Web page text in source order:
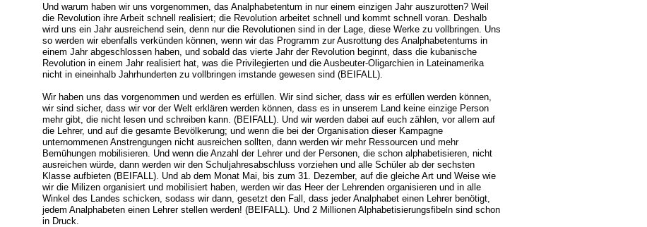
Und warum haben wir uns vorgenommen, das Analphabetentum in nur einem einzigen Jahr auszurotten? Weil
die Revolution ihre Arbeit schnell realisiert; die Revolution arbeitet schnell und kommt schnell voran. Deshalb
wird uns ein Jahr ausreichend sein, denn nur die Revolutionen sind in der Lage, diese Werke zu vollbringen. Uns
so werden wir ebenfalls verkünden können, wenn wir das Programm zur Ausrottung des Analphabetentums in
einem Jahr abgeschlossen haben, und sobald das vierte Jahr der Revolution beginnt, dass die kubanische
Revolution in einem Jahr realisiert hat, was die Privilegierten und die Ausbeuter-Oligarchien in Lateinamerika
nicht in eineinhalb Jahrhunderten zu vollbringen imstande gewesen sind (BEIFALL).
Wir haben uns das vorgenommen und werden es erfüllen. Wir sind sicher, dass wir es erfüllen werden können,
wir sind sicher, dass wir vor der Welt erklären werden können, dass es in unserem Land keine einzige Person
mehr gibt, die nicht lesen und schreiben kann. (BEIFALL). Und wir werden dabei auf euch zählen, vor allem auf
die Lehrer, und auf die gesamte Bevölkerung; und wenn die bei der Organisation dieser Kampagne
unternommenen Anstrengungen nicht ausreichen sollten, dann werden wir mehr Ressourcen und mehr
Bemühungen mobilisieren. Und wenn die Anzahl der Lehrer und der Personen, die schon alphabetisieren, nicht
ausreichen würde, dann werden wir den Schuljahresabschluss vorziehen und alle Schüler ab der sechsten
Klasse aufbieten (BEIFALL). Und ab dem Monat Mai, bis zum 31. Dezember, auf die gleiche Art und Weise wie
wir die Milizen organisiert und mobilisiert haben, werden wir das Heer der Lehrenden organisieren und in alle
Winkel des Landes schicken, sodass wir dann, gesetzt den Fall, dass jeder Analphabet einen Lehrer benötigt,
jedem Analphabeten einen Lehrer stellen werden! (BEIFALL). Und 2 Millionen Alphabetisierungsfibeln sind schon
in Druck.